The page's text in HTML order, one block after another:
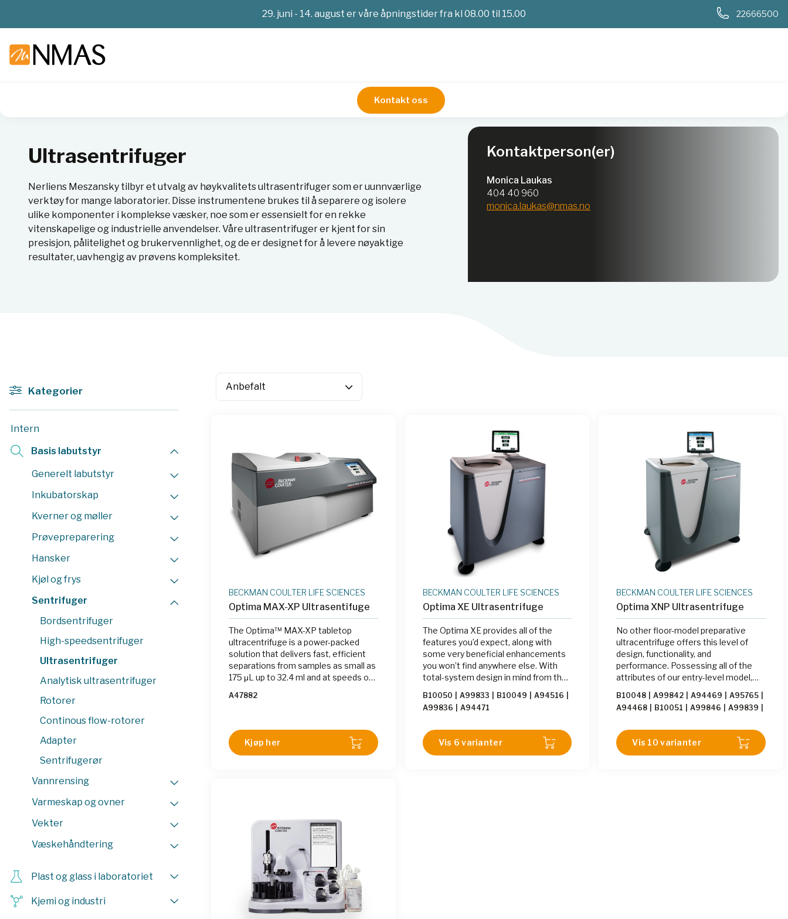
29. juni - 14. august er våre åpningstider fra kl 08.00 til 15.00 22666500
Kontakt oss
Ultrasentrifuger
Nerliens Meszansky tilbyr et utvalg av høykvalitets ultrasentrifuger som er uunnværlige
verktøy for mange laboratorier. Disse instrumentene brukes til å separere og isolere
ulike komponenter i komplekse væsker, noe som er essensielt for en rekke
vitenskapelige og industrielle anvendelser. Våre ultrasentrifuger er kjent for sin
presisjon, pålitelighet og brukervennlighet, og de er designet for å levere nøyaktige
resultater, uavhengig av prøvens kompleksitet.
Kontaktperson(er)
Monica Laukas
404 40 960
monica.laukas@nmas.no
Kategorier
Intern
Basis labutstyr
Generelt labutstyr
Inkubatorskap
Kverner og møller
Prøvepreparering
Hansker
Kjøl og frys
Sentrifuger
Bordsentrifuger
High-speedsentrifuger
Ultrasentrifuger
Analytisk ultrasentrifuger
Rotorer
Continous flow-rotorer
Adapter
Sentrifugerør
Vannrensing
Varmeskap og ovner
Vekter
Væskehåndtering
Plast og glass i laboratoriet
Kjemi og industri
BECKMAN COULTER LIFE SCIENCES
Optima MAX-XP Ultrasentifuge
The Optima™ MAX-XP tabletop
ultracentrifuge is a power-packed
solution that delivers fast, efficient
separations from samples as small as
175 μL up to 32.4 ml and at speeds of
1,000,000 x g.Advanced software
controlled access and complete audit
trail documentationConvenient
applicationsFeatures a proprietary
multi-level approach to biosafety
offering reliable protection
A47882
Kjøp her
BECKMAN COULTER LIFE SCIENCES
Optima XE Ultrasentrifuge
The Optima XE provides all of the
features you’d expect, along with
some very beneficial enhancements
you won’t find anywhere else. With
total-system design in mind from the
simplify use, increase productivity, and
reduce error.
B10050 A99833 B10049 A94516
A99836
A94471
Vis 6 varianter
BECKMAN COULTER LIFE SCIENCES
Optima XNP Ultrasentrifuge
No other floor-model preparative
ultracentrifuge offers this level of
design, functionality, and
performance. Possessing all of the
attributes of our entry-level model,
additional enhancements that will
simplify use, optimize control and
B10048 A99842 A94469 A95765
A94468
B10051 A99846 A99839
Vis 10 varianter